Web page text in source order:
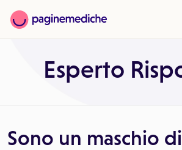
Esperto
Sono un maschio